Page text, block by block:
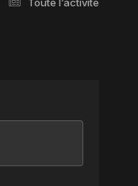
Toute l’activité